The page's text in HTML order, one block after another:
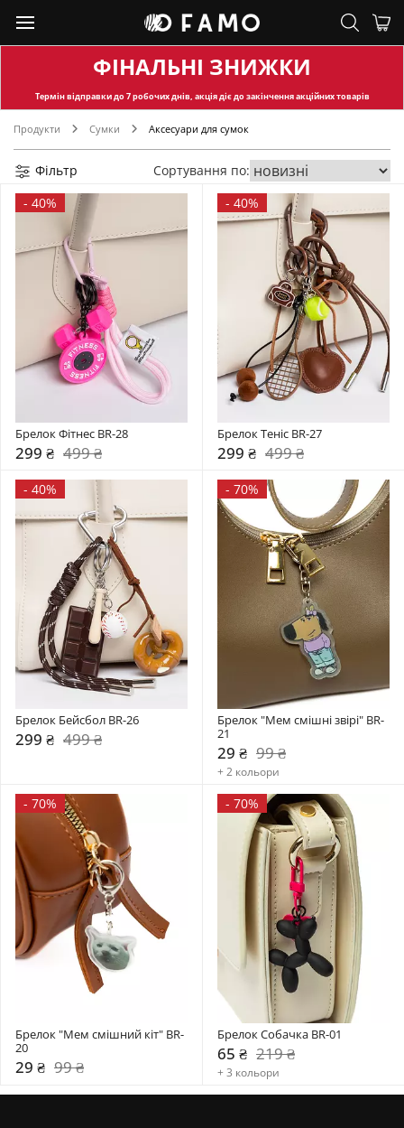
ФІНАЛЬНІ ЗНИЖКИ
Термін відправкидо 7 робочих днів, акція діє до закінчення акційних товарів
Продукти Сумки Аксесуари для сумок
Фільтр
Сортування по:
- 40%
Брелок Фітнес BR-28
299 ₴ 499 ₴
- 40%
Брелок Теніс BR-27
299 ₴ 499 ₴
- 40%
Брелок Бейсбол BR-26
299 ₴ 499 ₴
- 70%
Брелок "Мем смішні звірі" BR-
21
29 ₴ 99 ₴
+ 2 кольори
- 70%
Брелок "Мем смішний кіт" BR-
20
29 ₴ 99 ₴
- 70%
Брелок Собачка BR-01
65 ₴ 219 ₴
+ 3 кольори